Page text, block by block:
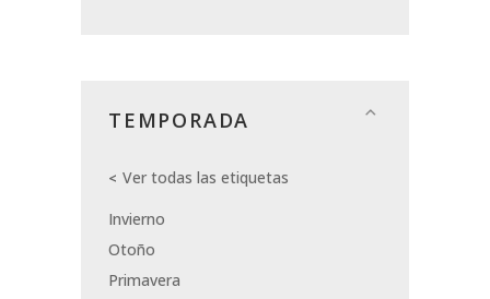
TEMPORADA
Ver todas las etiquetas
Invierno
Otoño
Primavera